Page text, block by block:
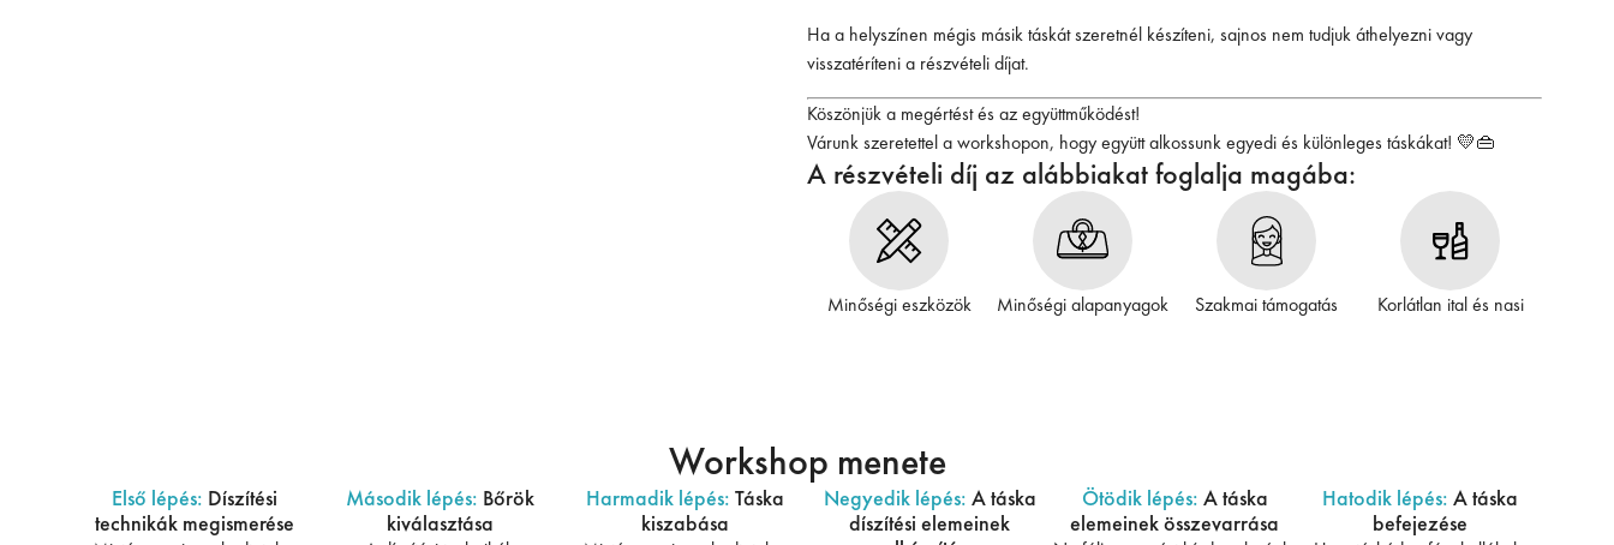
Ha a helyszínen mégis másik táskát szeretnél készíteni, sajnos nem tudjuk áthelyezni vagy
visszatéríteni a részvételi díjat.
Köszönjük a megértést és az együttműködést!
Várunk szeretettel a workshopon, hogy együtt alkossunk egyedi és különleges táskákat! 💛👜
A részvételi díj az alábbiakat foglalja magába:
Minőségi eszközök Minőségi alapanyagok Szakmai támogatás Korlátlan ital és nasi
Workshop menete
Első lépés: Díszítési
technikák megismerése
Második lépés: Bőrök
kiválasztása
Harmadik lépés: Táska
kiszabása
Negyedik lépés: A táska
díszítési elemeinek
Ötödik lépés: A táska
elemeinek összevarrása
Hatodik lépés: A táska
befejezése